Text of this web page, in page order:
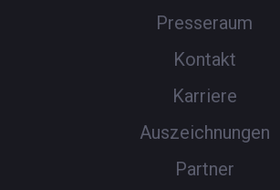
Presseraum
Kontakt
Karriere
Auszeichnungen
Partner